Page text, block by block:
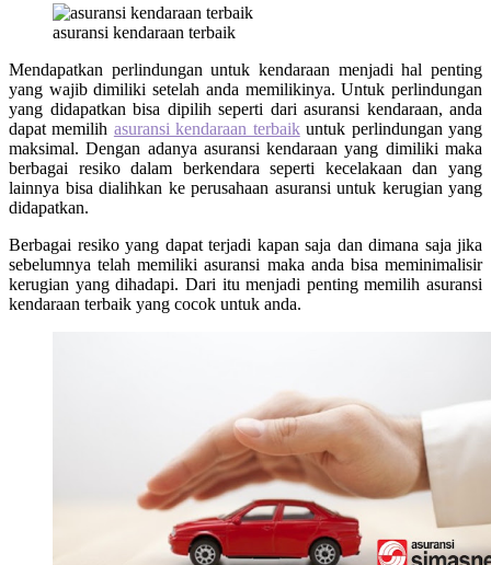
asuransi kendaraan terbaik
Mendapatkan perlindungan untuk kendaraan menjadi hal penting
yang wajib dimiliki setelah anda memilikinya. Untuk perlindungan
yang didapatkan bisa dipilih seperti dari asuransi kendaraan, anda
dapat memilih asuransi kendaraan terbaikuntuk perlindungan yang
maksimal. Dengan adanya asuransi kendaraan yang dimiliki maka
berbagai resiko dalam berkendara seperti kecelakaan dan yang
lainnya bisa dialihkan ke perusahaan asuransi untuk kerugian yang
didapatkan.
Berbagai resiko yang dapat terjadi kapan saja dan dimana saja jika
sebelumnya telah memiliki asuransi maka anda bisa meminimalisir
kerugian yang dihadapi. Dari itu menjadi penting memilih asuransi
kendaraan terbaik yang cocok untuk anda.